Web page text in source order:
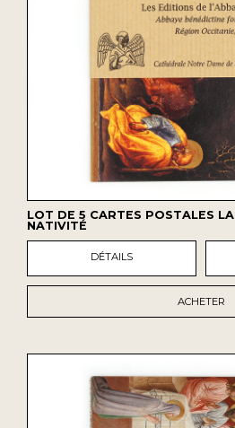
LOT DE 5 CARTES POSTALES LA
NATIVITÉ
DÉTAILS
ACHETER